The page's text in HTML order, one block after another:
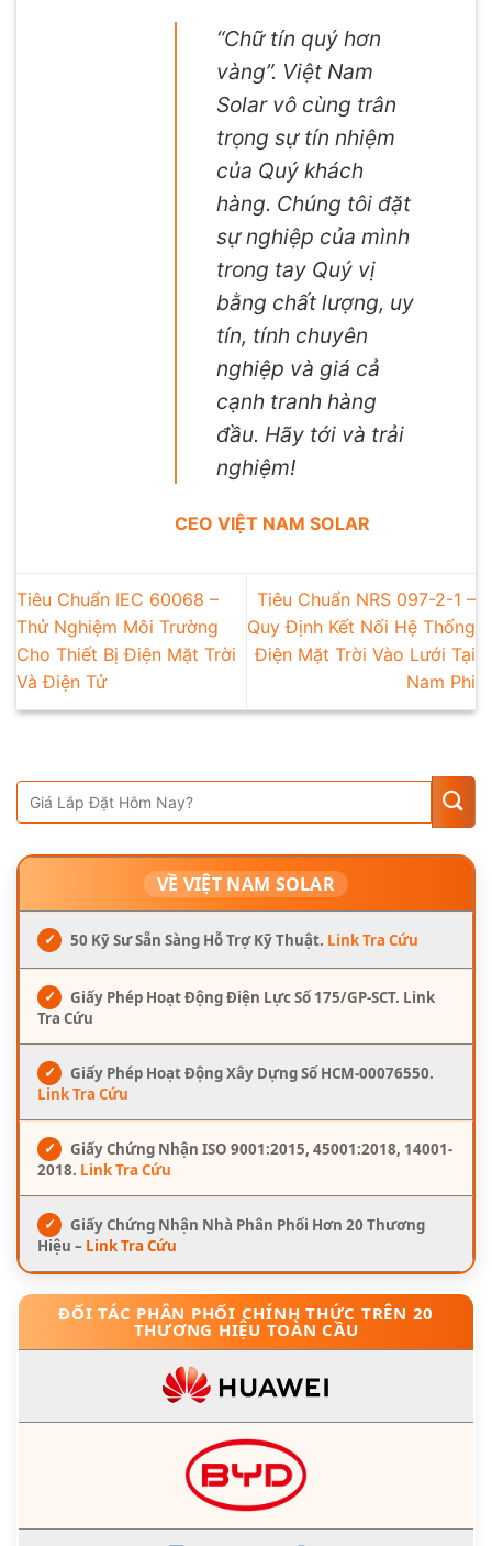
“Chữ tín quý hơn
vàng”. Việt Nam
Solar vô cùng trân
trọng sự tín nhiệm
của Quý khách
hàng. Chúng tôi đặt
sự nghiệp của mình
trong tay Quý vị
bằng chất lượng, uy
tín, tính chuyên
nghiệp và giá cả
cạnh tranh hàng
đầu. Hãy tới và trải
nghiệm!
CEO VIỆT NAM SOLAR
Tiêu Chuẩn IEC 60068 –
Thử Nghiệm Môi Trường
Cho Thiết Bị Điện Mặt Trời
Và Điện Tử
Tiêu Chuẩn NRS 097-2-1 –
Quy Định Kết Nối Hệ Thống
Điện Mặt Trời Vào Lưới Tại
Nam Phi
VỀ VIỆT NAM SOLAR
✓ 50 Kỹ Sư Sẵn Sàng Hỗ Trợ Kỹ Thuật. Link Tra Cứu
✓
Giấy Phép Hoạt Động Điện Lực Số 175/GP-SCT. Link
Tra Cứu
✓
Giấy Phép Hoạt Động Xây Dựng Số HCM-00076550.
Link Tra Cứu
✓
Giấy Chứng Nhận ISO 9001:2015, 45001:2018, 14001-
2018. Link Tra Cứu
✓
Giấy Chứng Nhận Nhà Phân Phối Hơn 20 Thương
Hiệu – Link Tra Cứu
ĐỐI TÁC PHÂN PHỐI CHÍNH THỨC TRÊN 20
THƯƠNG HIỆU TOÀN CẦU